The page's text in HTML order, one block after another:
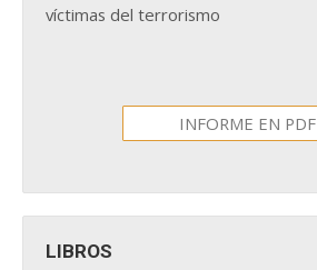
víctimas del terrorismo
INFORME EN PDF
LIBROS